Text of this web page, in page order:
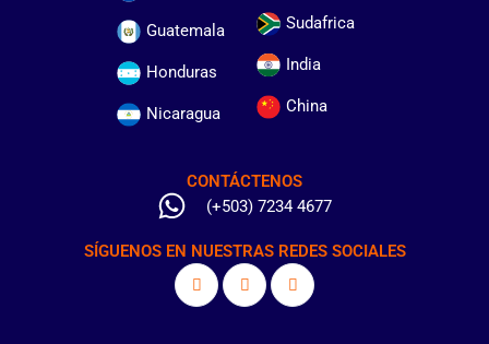
Guatemala
Honduras
Nicaragua
Sudafrica
India
China
CONTÁCTENOS
(+503) 7234 4677
SÍGUENOS EN NUESTRAS REDES SOCIALES